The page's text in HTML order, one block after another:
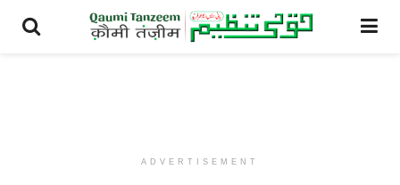
ADVERTISEMENT